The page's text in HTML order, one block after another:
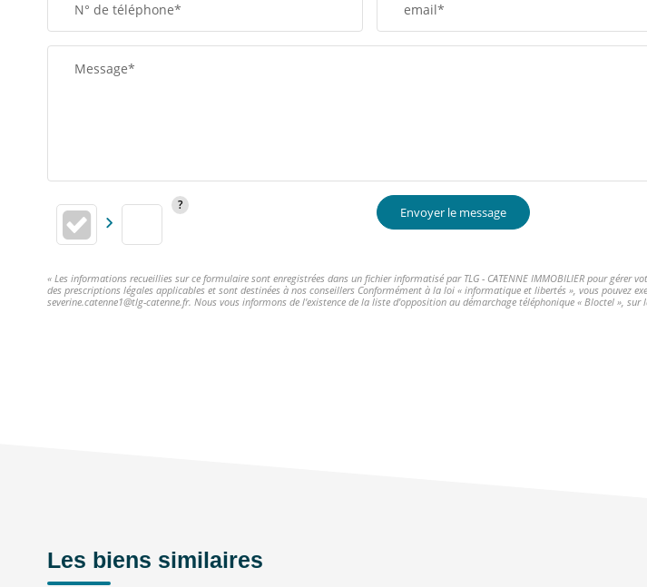
N° de téléphone* email*
Message*
Envoyer le message
« Les informations recueillies sur ce formulaire sont enregistrées dans un fichier informatisé par TLG - CATENNE IMMOBILIER pour
des prescriptions légales applicables et sont destinées à nos conseillers Conformément à la loi « informatique et libertés », vous pouvez
severine.catenne1@tlg-catenne.fr. Nous vous informons de l'existence de la liste d'opposition au démarchage téléphonique « Bloctel », sur
Les biens similaires